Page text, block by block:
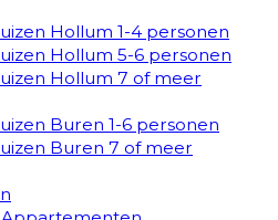
Hollum 1-4 personen
Hollum 5-6 personen
Hollum 7 of meer
Buren 1-6 personen
Buren 7 of meer